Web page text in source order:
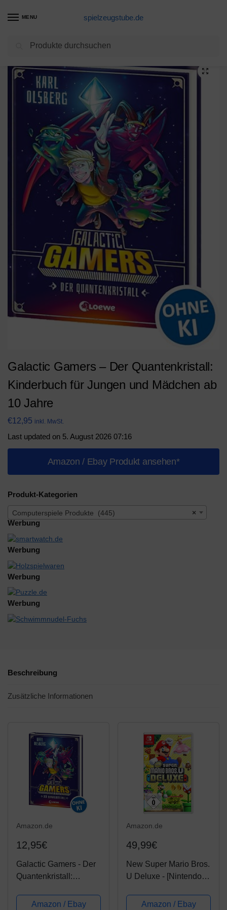
MENU spielzeugstube.de
Computerspiele Produkte / Galactic Gamers – Der Quantenkristall: Kinderbuch für Jungen und Mädchen ab 10 Jahre
Galactic Gamers – Der Quantenkristall:
Kinderbuch für Jungen und Mädchen ab
10 Jahre
€12,95 inkl. MwSt.
Last updated on 5. August 2026 07:16
Amazon / Ebay Produkt ansehen*
Produkt-Kategorien
×
Computerspiele Produkte (445)
Werbung
Werbung
Werbung
Werbung
Beschreibung
Zusätzliche Informationen
Amazon.de
12,95€
Galactic Gamers - Der
Quantenkristall:
und Mädchen ab 10
Amazon / Ebay
Amazon.de
49,99€
New Super Mario Bros.
U Deluxe - [Nintendo
Amazon / Ebay